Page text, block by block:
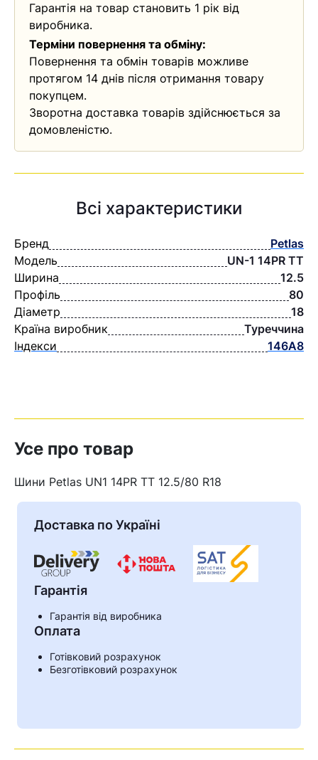
Кошик
Гарантія на товар становить 1 рік від
виробника.
Терміни повернення та обміну:
Повернення та обмін товарів можливе
протягом 14 днів після отримання товару
покупцем.
Зворотна доставка товарів здійснюється за
домовленістю.
Всі характеристики
Бренд
Petlas
Модель
UN-1 14PR TT
Ширина
12.5
Профіль
80
Діаметр
18
Країна виробник
Туреччина
Індекси
146А8
Усе про товар
Шини Petlas UN1 14PR TT 12.5/80 R18
Доставка по Україні
Гарантія
Гарантія від виробника
Оплата
Готівковий розрахунок
Безготівковий розрахунок